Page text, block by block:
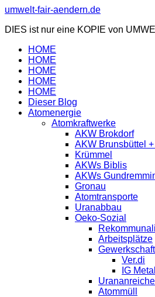
Zum
springen
umwelt-fair-aendern.de
DIES ist nur eine KOPIE von
HOME
HOME
HOME
HOME
HOME
Dieser Blog
Atomenergie
Atomkraftwerke
AKW Brokdorf
AKW Brunsbüttel
Krümmel
AKWs Biblis
AKWs
Gronau
Atomtransporte
Uranabbau
Oeko-Sozial
Arbeitsplätze
Ver.di
IG Metall
Atommüll